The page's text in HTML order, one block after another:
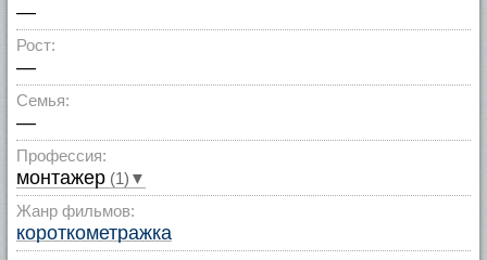
—
Рост:
—
Семья:
—
Профессия:
монтажер (1)▼
Жанр фильмов:
короткометражка